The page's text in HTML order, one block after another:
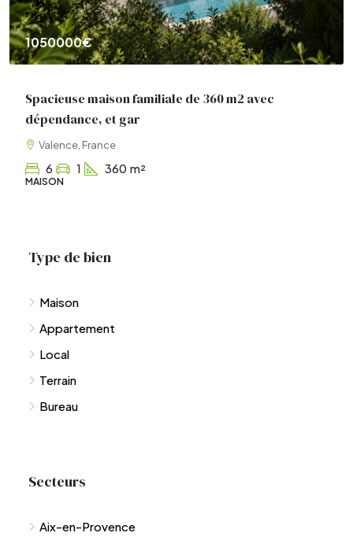
1050000€
Spacieuse maison familiale de 360 m2 avec
dépendance, et gar
Valence, France
6 1 360 m²
MAISON
Type de bien
Maison
Appartement
Local
Terrain
Bureau
Secteurs
Aix-en-Provence